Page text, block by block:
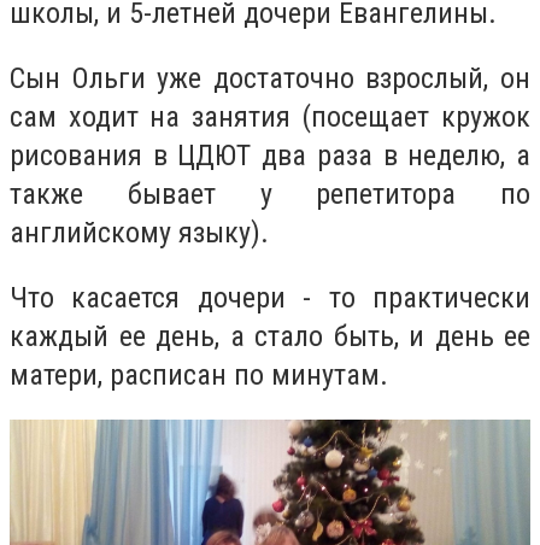
школы, и 5-летней дочери Евангелины.
Сын Ольги уже достаточно взрослый, он
сам ходит на занятия (посещает кружок
рисования в ЦДЮТ два раза в неделю, а
также бывает у репетитора по
английскому языку).
Что касается дочери - то практически
каждый ее день, а стало быть, и день ее
матери, расписан по минутам.